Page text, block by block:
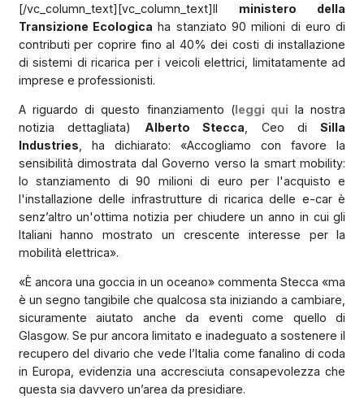
[/vc_column_text][vc_column_text]Il ministero della
Transizione Ecologica ha stanziato 90 milioni di euro di
contributi per coprire fino al 40% dei costi di installazione
di sistemi di ricarica per i veicoli elettrici, limitatamente ad
imprese e professionisti.
A riguardo di questo finanziamento (leggi qui la nostra
notizia dettagliata) Alberto Stecca , Ceo diSilla
Industries , ha dichiarato: «Accogliamo con favore la
sensibilità dimostrata dal Governo verso la smart mobility:
lo stanziamento di 90 milioni di euro per l'acquisto e
l'installazione delle infrastrutture di ricarica delle e-car è
senz’altro un'ottima notizia per chiudere un anno in cui gli
Italiani hanno mostrato un crescente interesse per la
mobilità elettrica».
«È ancora una goccia in un oceano» commenta Stecca «ma
è un segno tangibile che qualcosa sta iniziando a cambiare,
sicuramente aiutato anche da eventi come quello di
Glasgow. Se pur ancora limitato e inadeguato a sostenere il
recupero del divario che vede l’Italia come fanalino di coda
in Europa, evidenzia una accresciuta consapevolezza che
questa sia davvero un’area da presidiare.